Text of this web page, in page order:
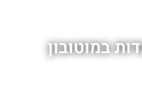
במוטובון